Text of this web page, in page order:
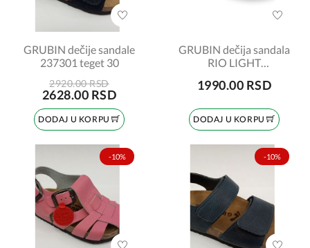
GRUBIN dečije sandale
237301 teget 30
2920.00 RSD
2628.00 RSD
DODAJ U KORPU
GRUBIN dečija sandala
RIO LIGHT
1990.00 RSD
DODAJ U KORPU
-10% -10%